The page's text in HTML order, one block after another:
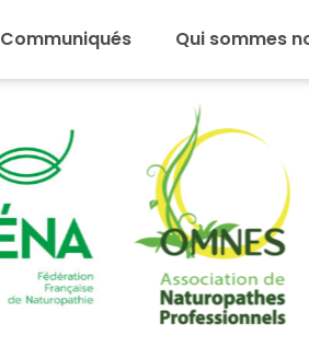
Communiqués Qui sommes